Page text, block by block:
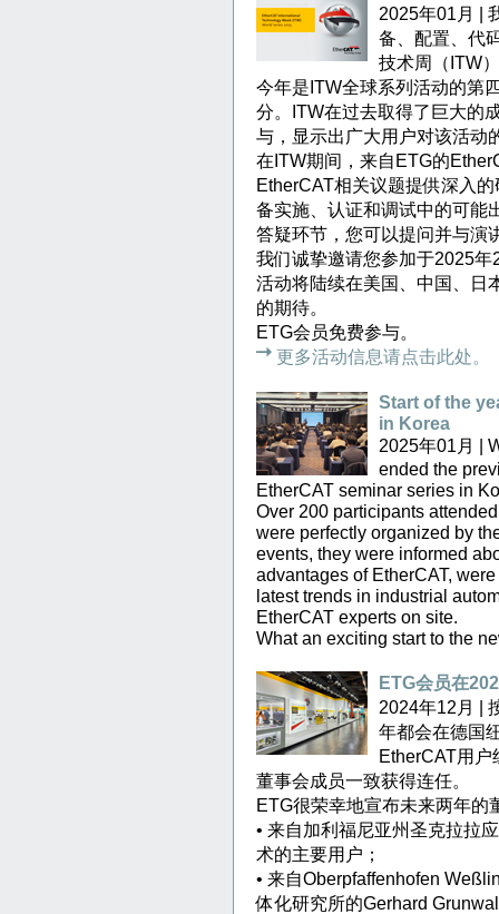
2025年01月 |
备、配置、代
技术周（ITW
今年是ITW全球系列活动的第
分。ITW在过去取得了巨大的
与，显示出广大用户对该活动
在ITW期间，来自ETG的
EtherCAT相关议题提供深入
备实施、认证和调试中的可能
答疑环节，您可以提问并与演
我们诚挚邀请您参加于2025
活动将陆续在美国、中国、日
的期待。
ETG会员免费参与。
更多活动信息请点击此处。
Start of the
in Korea
2025年01月 |
ended the
EtherCAT seminar series in
Over 200 participants
were perfectly organized by
events, they were informed
advantages of EtherCAT,
latest trends in industrial
EtherCAT experts on site.
What an exciting start to the
ETG会员在
2024年12月 |
年都会在德国
EtherCAT用
董事会成员一致获得连任。
ETG很荣幸地宣布未来两年的
• 来自加利福尼亚州圣克拉拉
术的主要用户；
• 来自Oberpfaffenhofen
体化研究所的Gerhard